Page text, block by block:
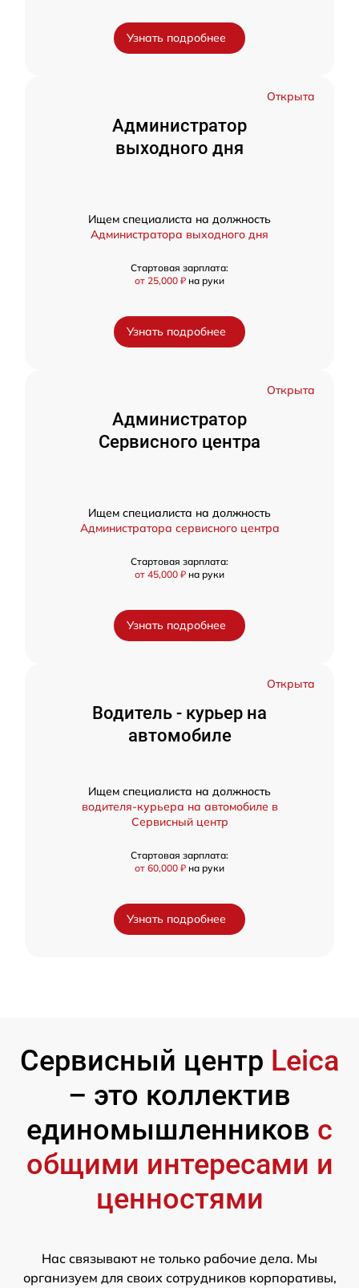
Узнать подробнее
Открыта
Администратор
выходного дня
Ищем специалиста на должность
Администратора выходного дня
Стартовая зарплата:
от 25,000 ₽ на руки
Узнать подробнее
Открыта
Администратор
Сервисного центра
Ищем специалиста на должность
Администратора сервисного центра
Стартовая зарплата:
от 45,000 ₽ на руки
Узнать подробнее
Открыта
Водитель - курьер на
автомобиле
Ищем специалиста на должность
водителя-курьера на автомобиле в
Сервисный центр
Стартовая зарплата:
от 60,000 ₽ на руки
Узнать подробнее
Сервисный центр Leica
– это коллектив
единомышленников с
общими интересами и
ценностями
Нас связывают не только рабочие дела. Мы
организуем для своих сотрудников корпоративы,